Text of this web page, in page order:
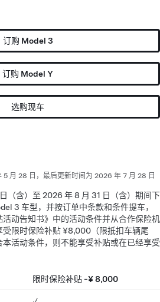
订购 Model 3
订购 Model Y
选购现车
月 28 日，最后更新时间为 2026 年 7 月 28 日
（含）至 2026 年 8 月 31 日（含）期间下
3 车型，并按订单中条款和条件提车，
动告知书》中的活动条件并从合作保险机
限时保险补贴 ¥8,000（限抵扣车辆尾
活动条件，则不能享受补贴或在已经享受
限时保险补贴 -¥ 8,000